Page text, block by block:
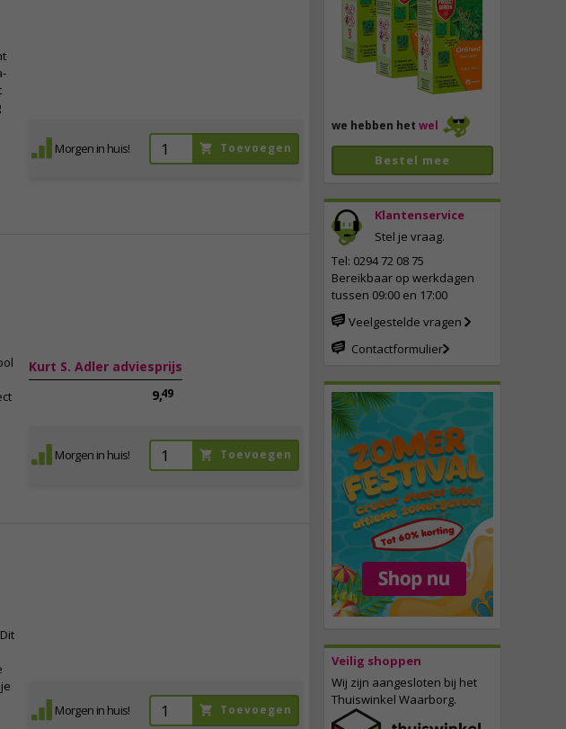
we hebben het wel
Bestel mee
Klantenservice
Stel je vraag.
Tel: 0294 72 08 75
Bereikbaar op werkdagen
tussen 09:00 en 17:00
Veelgestelde vragen
Contactformulier
Veilig shoppen
Wij zijn aangesloten bij het
Thuiswinkel Waarborg.
Morgen in huis! Toevoegen
Kurt S. Adler adviesprijs
9,49
Morgen in huis! Toevoegen
Dit
Morgen in huis! Toevoegen